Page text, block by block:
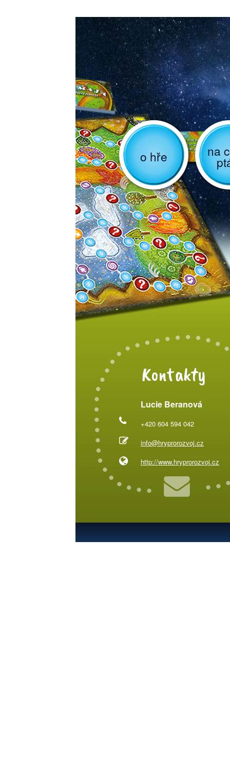
o hře na
Kontakty
Lucie Beranová
+420 604 594 042
info@hryprorozvoj.cz
http://www.hryprorozvoj.cz